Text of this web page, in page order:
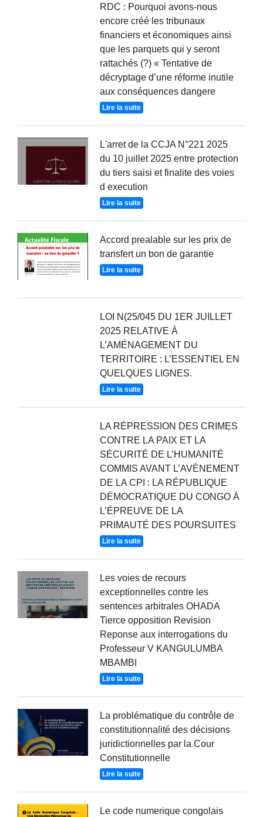
RDC : Pourquoi avons-nous
encore créé les tribunaux
financiers et économiques ainsi
que les parquets qui y seront
rattachés (?) « Tentative de
décryptage d’une réforme inutile
aux conséquences dangere
Lire la suite
L'arret de la CCJA N°221 2025
du 10 juillet 2025 entre protection
du tiers saisi et finalite des voies
d execution
Lire la suite
Accord prealable sur les prix de
transfert un bon de garantie
Lire la suite
LOI N(25/045 DU 1ER JUILLET
2025 RELATIVE À
L’AMÉNAGEMENT DU
TERRITOIRE : L’ESSENTIEL EN
QUELQUES LIGNES.
Lire la suite
LA RÉPRESSION DES CRIMES
CONTRE LA PAIX ET LA
SÉCURITÉ DE L’HUMANITÉ
COMMIS AVANT L’AVÈNEMENT
DE LA CPI : LA RÉPUBLIQUE
DÉMOCRATIQUE DU CONGO À
L’ÉPREUVE DE LA
PRIMAUTÉ DES POURSUITES
Lire la suite
Les voies de recours
exceptionnelles contre les
sentences arbitrales OHADA
Tierce opposition Revision
Reponse aux interrogations du
Professeur V KANGULUMBA
MBAMBI
Lire la suite
La problématique du contrôle de
constitutionnalité des décisions
juridictionnelles par la Cour
Constitutionnelle
Lire la suite
Le code numerique congolais